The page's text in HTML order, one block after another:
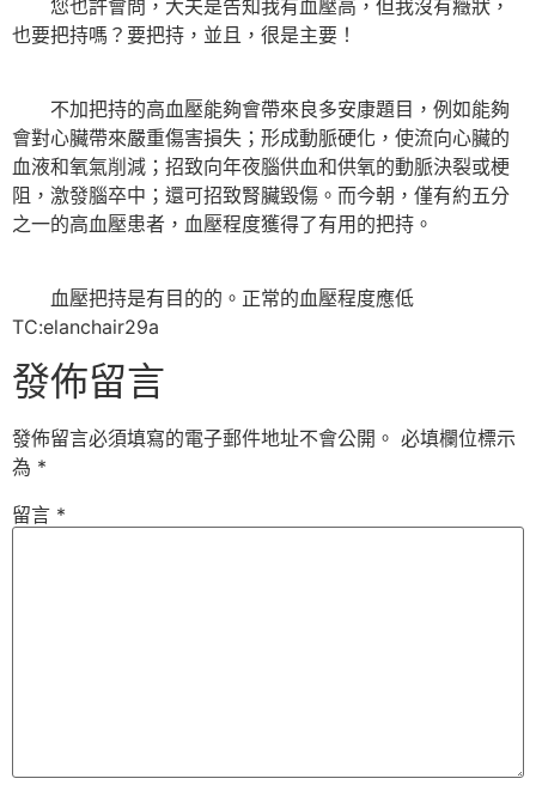
您也許會問，大夫是告知我有血壓高，但我沒有癥狀，
也要把持嗎？要把持，並且，很是主要！
不加把持的高血壓能夠會帶來良多安康題目，例如能夠
會對心臟帶來嚴重傷害損失；形成動脈硬化，使流向心臟的
血液和氧氣削減；招致向年夜腦供血和供氧的動脈決裂或梗
阻，激發腦卒中；還可招致腎臟毀傷。而今朝，僅有約五分
之一的高血壓患者，血壓程度獲得了有用的把持。
血壓把持是有目的的。正常的血壓程度應低
TC:elanchair29a
發佈留言
發佈留言必須填寫的電子郵件地址不會公開。 必填欄位標示
為 *
留言 *